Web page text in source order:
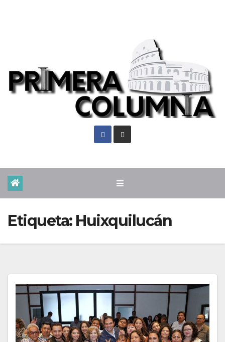
Etiqueta: Huixquilucán